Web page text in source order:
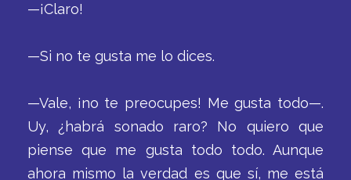
—¡Claro!
—Si no te gusta me lo dices.
—Vale, ¡no te preocupes! Me gusta todo—.
Uy, ¿habrá sonado raro? No quiero que
piense que me gusta todo todo. Aunque
ahora mismo la verdad es que sí, me está